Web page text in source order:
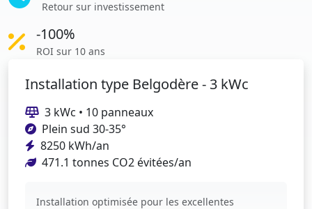
Retour sur investissement
-100%
ROI sur 10 ans
Installation type Belgodère - 3 kWc
3 kWc • 10 panneaux
Plein sud 30-35°
8250 kWh/an
471.1 tonnes CO2 évitées/an
Installation optimisée pour les excellentes